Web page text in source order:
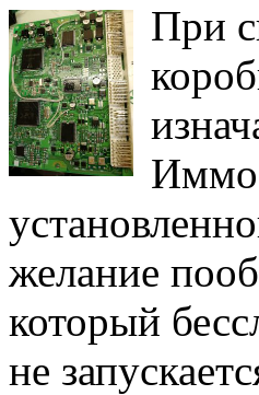
При
желание
который
не